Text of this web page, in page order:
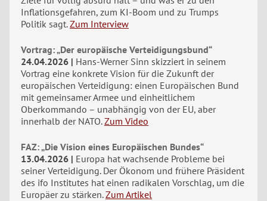
Inflationsgefahren, zum KI-Boom und zu Trumps
Politik sagt. Zum Interview
Vortrag: „Der europäische Verteidigungsbund“
24.04.2026
Hans-Werner Sinn skizziert in seinem
Vortrag eine konkrete Vision für die Zukunft der
europäischen Verteidigung: einen Europäischen Bund
mit gemeinsamer Armee und einheitlichem
Oberkommando – unabhängig von der EU, aber
innerhalb der NATO. Zum Video
FAZ: „Die Vision eines Europäischen Bundes“
13.04.2026
Europa hat wachsende Probleme bei
seiner Verteidigung. Der Ökonom und frühere Präsident
des ifo Institutes hat einen radikalen Vorschlag, um die
Europäer zu stärken. Zum Artikel